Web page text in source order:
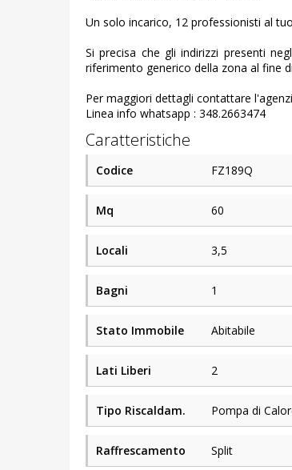
Un solo incarico, 12 professionisti al
Si precisa che gli indirizzi presenti
riferimento generico della zona al fine
Per maggiori dettagli contattare
Linea info whatsapp : 348.2663474
Caratteristiche
Codice FZ189Q
Mq 60
Locali 3,5
Bagni 1
Stato Immobile Abitabile
Lati Liberi 2
Tipo Riscaldam. Pompa di
Raffrescamento Split